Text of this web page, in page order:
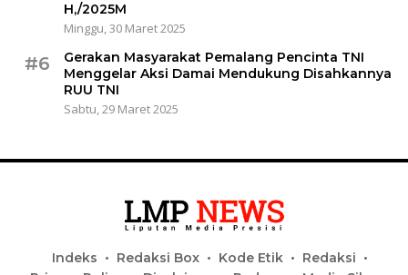
H,/2025M
Minggu, 30 Maret 2025
#6
Gerakan Masyarakat Pemalang Pencinta TNI
Menggelar Aksi Damai Mendukung Disahkannya
RUU TNI
Sabtu, 29 Maret 2025
Indeks Redaksi Box Kode Etik
Redaksi